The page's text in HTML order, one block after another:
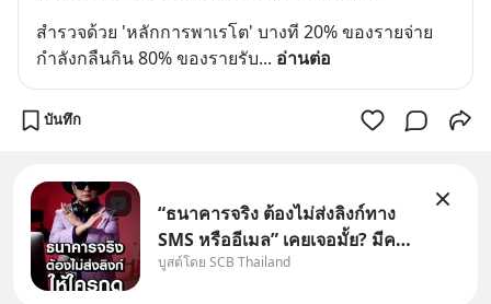
สำรวจด้วย 'หลักการพาเรโต' บางที 20% ของรายจ่าย
กำลังกลืนกิน 80% ของรายรับ... อ่านต่อ
บันทึก
“ธนาคารจริง ต้องไม่ส่งลิงก์ทาง
SMS หรืออีเมล” เคยเจอมั้ย? มีคน
อ้างว่าโทรจากธนาคาร บอกว่า
บูสต์โดย SCB Thailand